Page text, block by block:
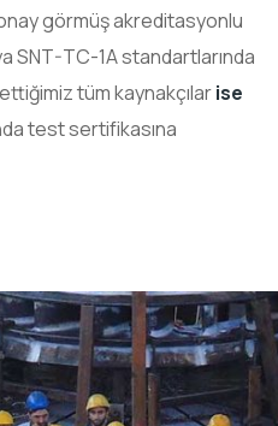
görmüş akreditasyonlu
SNT-TC-1A standartlarında
tüm kaynakçılarise
test sertifikasına